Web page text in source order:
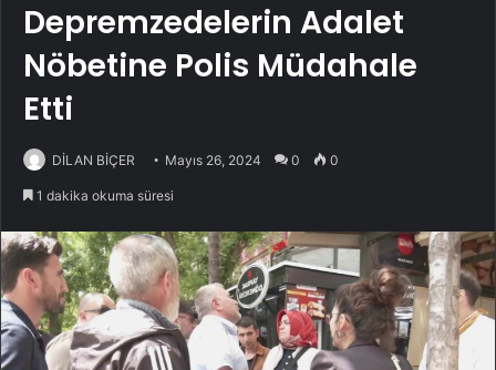
Depremzedelerin Adalet
Nöbetine Polis Müdahale
Etti
DİLAN BİÇER Mayıs 26, 2024 0 0
1 dakika okuma süresi